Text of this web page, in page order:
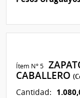
Ítem Nº 5
CABALLERO
Cantidad: